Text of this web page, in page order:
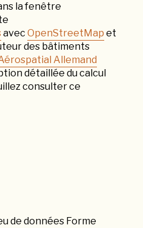
la fenêtre
avec OpenStreetMap et
des bâtiments
Allemand
détaillée du calcul
consulter ce
de données Forme